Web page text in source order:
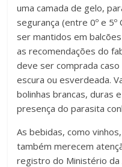
uma camada de gelo,
segurança (entre 0º e 5º
ser mantidos em
as recomendações do
deve ser comprada
escura ou esverdeada.
bolinhas brancas, duras
presença do parasita
As bebidas, como
também merecem
registro do Ministério da